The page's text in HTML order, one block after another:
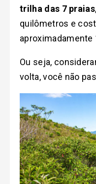
trilha das 7 praias
quilômetros e
aproximadamente
Ou seja,
volta, você não